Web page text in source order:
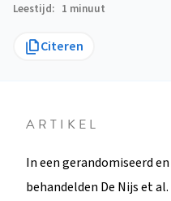
Leestijd 1 minuut
Citeren
ARTIKEL
In een gerandomiseerd
behandelden De Nijs et